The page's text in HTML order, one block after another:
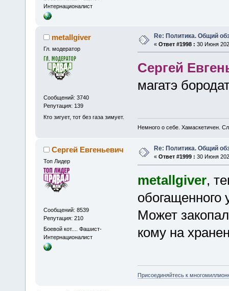
Интернационалист
metallgiver
Гл. модератор
Сообщений: 3740
Репутация: 139
Кто зигует, тот без газа зимует.
Re: Политика. Общий
« Ответ #1998 : 30 Июня
Сергей
магатэ
Немного о себе. Хамаскетичен.
Сергей Евгеньевич
Топ Лидер
Сообщений: 8539
Репутация: 210
Боевой кот.... Фашист-
Интернационалист
Re: Политика. Общий
« Ответ #1999 : 30 Июня
metallgiver,
обогащенного
Может
кому на
Присоединяйтесь к